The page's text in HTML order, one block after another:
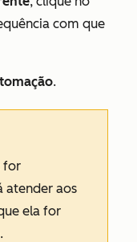
com que
.
for
atender aos
ela for